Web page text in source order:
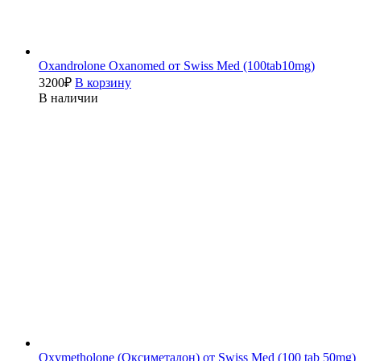
Oxandrolone Oxanomed от Swiss Med (100tab10mg)
3200₽ В корзину
В наличии
Oxymetholone (Оксиметалон) от Swiss Med (100 tab 50mg)